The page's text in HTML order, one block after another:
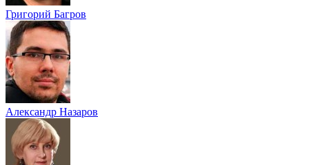
Григорий Багров
Александр Назаров